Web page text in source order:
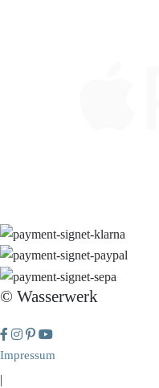
© Wasserwerk
Impressum
|